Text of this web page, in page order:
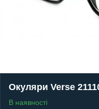
Окуляри Verse
В наявності